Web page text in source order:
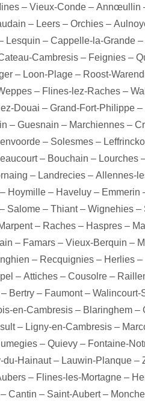
– Vieux-Conde– Annœullin
– Leers– Orchies–
Lesquin – Cappelle-la-Grande –
Cambresis– Feignies–
– Loon-Plage– Roost-
– Flines-lez-Raches–
Douai – Grand-Fort-Philippe–
– Guesnain – Marchiennes –
– Solesmes–
– Bouchain – Lourches
– Landrecies – Allennes-
Hoymille– Haveluy– Emmerin
– Salome– Thiant– Wignehies–
– Raches– Haspres–
– Famars – Vieux-Berquin –
– Recquignies – Herlies –
– Attiches – Cousolre –
Bertry– Faumont– Walincourt-
en-Cambresis– Blaringhem–
– Ligny-en-Cambresis–
– Quievy– Fontaine-
du-Hainaut– Lauwin-Planque –
– Flines-les-Mortagne–
– Cantin – Saint-Aubert–